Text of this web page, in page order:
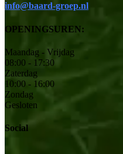
info@baard-groep.nl
OPENINGSUREN:
Maandag - Vrijdag
08:00 - 17:30
Zaterdag
10:00 - 16:00
Zondag
Gesloten
Social